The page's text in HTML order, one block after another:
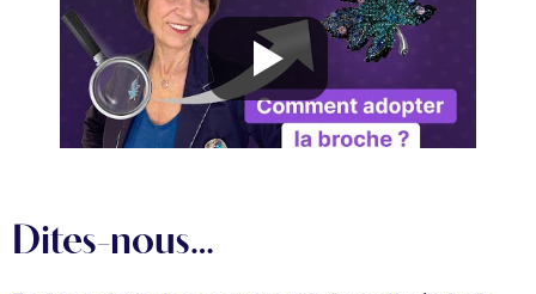
Dites-nous…